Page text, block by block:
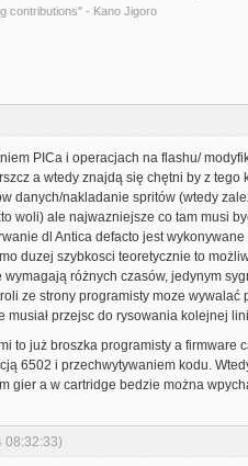
contributions" - Kano Jigoro
PICa i operacjach na flashu/
a wtedy znajdą się chętni by z tego
danych/nakladanie spritów (wtedy
woli) ale najwazniejsze co tam musi
dl Antica defacto jest
duzej szybkosci teoretycznie to
różnych czasów, jedynym
ze strony programisty moze
musiał przejsc do rysowania kolejnej
to już broszka programisty a firmware
6502 i przechwytywaniem kodu.
gier a w cartridge bedzie można
08:32:33)